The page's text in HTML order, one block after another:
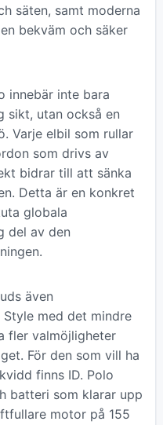
säten, samt moderna
bekväm och säker
innebär inte bara
sikt, utan också en
Varje elbil som rullar
som drivs av
bidrar till att sänka
Detta är en konkret
globala
del av den
även
med det mindre
fler valmöjligheter
För den som vill ha
finns ID. Polo
batteri som klarar upp
motor på 155